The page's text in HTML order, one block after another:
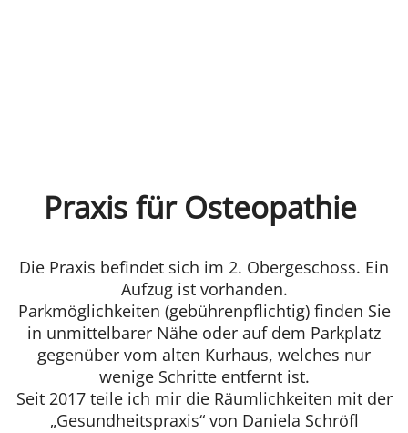
Praxis für Osteopathie
Die Praxis befindet sich im 2. Obergeschoss. Ein
Aufzug ist vorhanden.
Parkmöglichkeiten (gebührenpflichtig) finden Sie
in unmittelbarer Nähe oder auf dem Parkplatz
gegenüber vom alten Kurhaus, welches nur
wenige Schritte entfernt ist.
Seit 2017 teile ich mir die Räumlichkeiten mit der
„Gesundheitspraxis“ von Daniela Schröfl